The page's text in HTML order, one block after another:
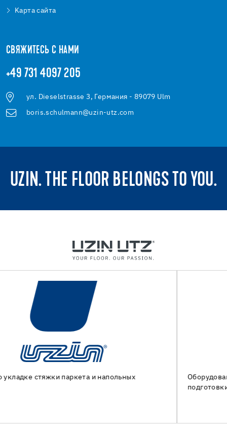
Kарта сайта
СВЯЖИТЕСЬ С НАМИ
+49 731 4097 205
ул. Dieselstrasse 3, Германия - 89079 Ulm
boris.schulmann@uzin-utz.com
UZIN. THE FLOOR BELONGS TO YOU.
Оборудование и специальные инструменты для
подготовки основания и укладки напольных покрытий